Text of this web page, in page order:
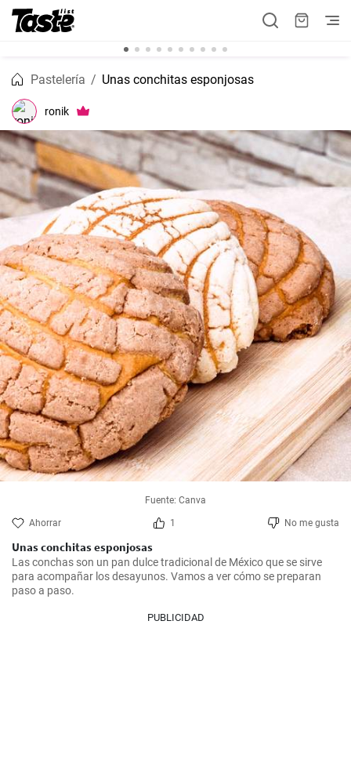
Pastelería Unas conchitas esponjosas
ronik
Fuente: Canva
Ahorrar 1 No me gusta
Unas conchitas esponjosas
Las conchas son un pan dulce tradicional de México que se sirve
para acompañar los desayunos. Vamos a ver cómo se preparan
paso a paso.
PUBLICIDAD